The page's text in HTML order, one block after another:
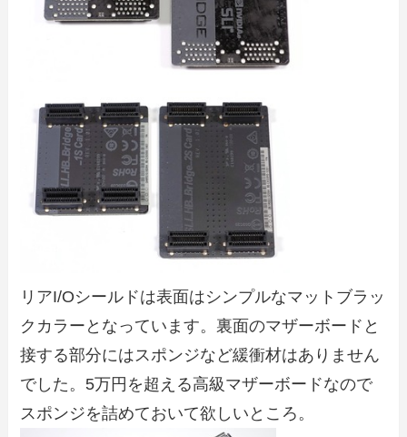
リアI/Oシールドは表面はシンプルなマットブラッ
クカラーとなっています。裏面のマザーボードと
接する部分にはスポンジなど緩衝材はありません
でした。5万円を超える高級マザーボードなので
スポンジを詰めておいて欲しいところ。